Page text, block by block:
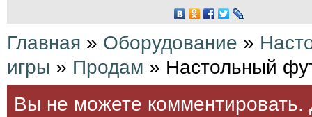
Главная » Оборудование »
игры » Продам » Настольный
Вы не можете комментировать.